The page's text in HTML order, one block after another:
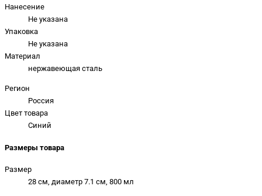
Нанесение
Не указана
Упаковка
Не указана
Материал
нержавеющая сталь
Регион
Россия
Цвет товара
Синий
Размеры товара
Размер
28 см, диаметр 7.1 см, 800 мл